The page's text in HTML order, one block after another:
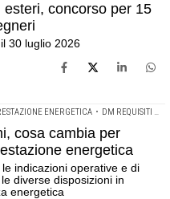
esteri, concorso per 15
30 luglio 2026
ENERGETICA • DM REQUISITI MINIMI
cosa cambia per
energetica
indicazioni operative e di
diverse disposizioni in
energetica